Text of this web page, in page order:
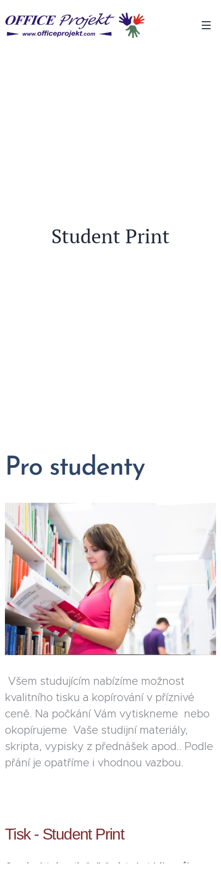
Student Print
Pro studenty
Všem studujícím nabízíme možnost
kvalitního tisku a kopírování v příznivé
ceně. Na počkání Vám vytiskneme nebo
okopírujeme Vaše studijní materiály,
skripta, vypisky z přednášek apod.. Podle
přání je opatříme i vhodnou vazbou.
Tisk - Student Print
Cena je platná proti předložení studentského průkazu